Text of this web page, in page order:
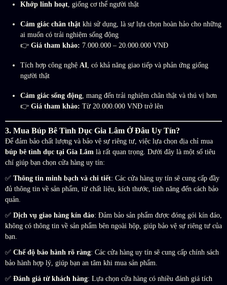
Khớp linh hoạt, giống cơ thể người thật
Cảm giác chân thật khi sử dụng, là sự lựa chọn hoàn hảo cho những
ai muốn có trải nghiệm sống động
👉 Giá tham khảo: 7.000.000 – 20.000.000 VNĐ
Tích hợp công nghệ AI, có khả năng giao tiếp và phản ứng giống
người thật
Cảm giác sống động, mang đến trải nghiệm chân thật và thú vị hơn
👉 Giá tham khảo: Từ 20.000.000 VNĐ trở lên
3. Mua Búp Bê Tình Dục Gia Lâm Ở Đâu Uy Tín?
Để đảm bảo chất lượng và bảo vệ sự riêng tư, việc lựa chọn địa chỉ mua
búp bê tình dục tại Gia Lâm là rất quan trọng. Dưới đây là một số tiêu
chí giúp bạn chọn cửa hàng uy tín:
✅ Thông tin minh bạch và chi tiết: Các cửa hàng uy tín sẽ cung cấp đầy
đủ thông tin về sản phẩm, từ chất liệu, kích thước, tính năng đến cách bảo
quản.
✅ Dịch vụ giao hàng kín đáo: Đảm bảo sản phẩm được đóng gói kín đáo,
không có thông tin về sản phẩm bên ngoài hộp, giúp bảo vệ sự riêng tư của
bạn.
✅ Chế độ bảo hành rõ ràng: Các cửa hàng uy tín sẽ cung cấp chính sách
bảo hành hợp lý, giúp bạn an tâm khi mua sản phẩm.
✅ Đánh giá từ khách hàng: Lựa chọn cửa hàng có nhiều đánh giá tích